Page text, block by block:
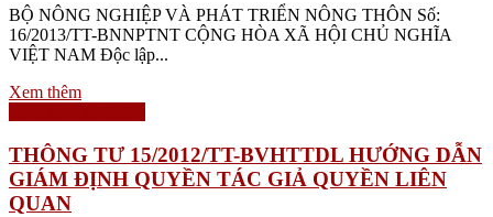
BỘ NÔNG NGHIỆP VÀ PHÁT TRIỂN NÔNG THÔN Số:
16/2013/TT-BNNPTNT CỘNG HÒA XÃ HỘI CHỦ NGHĨA
VIỆT NAM Độc lập...
Xem thêm
THÔNG TƯ 15/2012/TT-BVHTTDL HƯỚNG DẪN
GIÁM ĐỊNH QUYỀN TÁC GIẢ QUYỀN LIÊN
QUAN